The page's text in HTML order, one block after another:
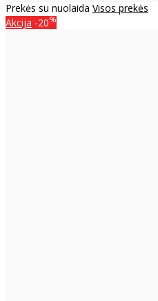
Prekės su nuolaida Visos prekės
Akcija -20%